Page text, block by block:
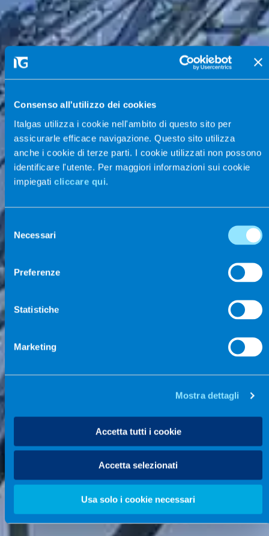
Consenso all'utilizzo dei cookies
Italgas utilizza i cookie nell'ambito di questo sito per
assicurarle efficace navigazione. Questo sito utilizza
anche i cookie di terze parti. I cookie utilizzati non possono
identificare l'utente. Per maggiori informazioni sui cookie
impiegati cliccare qui.
delNecessari
Preferenze
Statistiche
Marketing
Mostra dettagli
Accetta tutti i cookie
Accetta selezionati
Usa solo i cookie necessari